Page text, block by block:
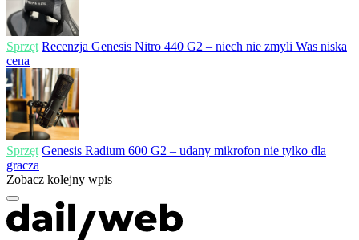
Sprzęt Recenzja Genesis Nitro 440 G2 – niech nie zmyli Was niska
cena
Sprzęt Genesis Radium 600 G2 – udany mikrofon nie tylko dla
gracza
Zobacz kolejny wpis